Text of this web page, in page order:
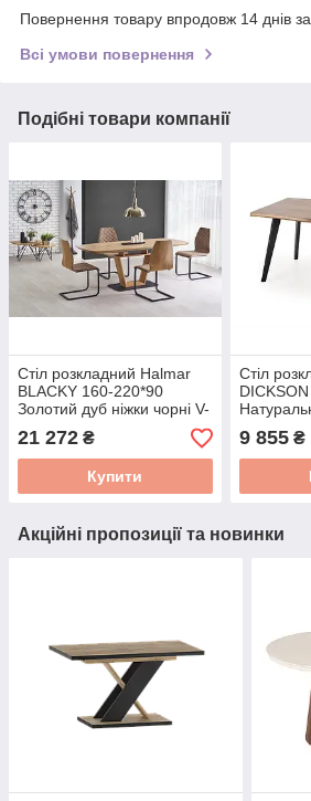
Повернення товару впродовж 14 днів
Всі умови повернення
Подібні товари компанії
Стіл розкладний Halmar
BLACKY 160-220*90
Золотий дуб ніжки чорні V-
CH-BLACKY-ST
21 272 ₴
Купити
Стіл
чорні V-
120/180
9 855₴
Акційні пропозиції та новинки